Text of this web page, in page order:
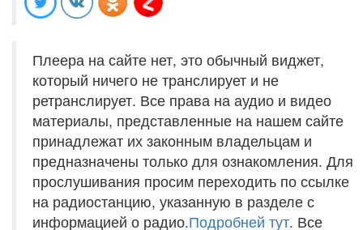
Плеера на сайте нет, это обычный виджет,
который ничего не транслирует и не
ретранслирует. Все права на аудио и видео
материалы, представленные на нашем сайте
принадлежат их законным владельцам и
предназначены только для ознакомления. Для
прослушивания просим переходить по ссылке
на радиостанцию, указанную в разделе с
информацией о радио.Подробней тут. Все